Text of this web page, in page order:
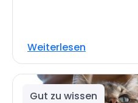
Weiterlesen
Gut zu wissen